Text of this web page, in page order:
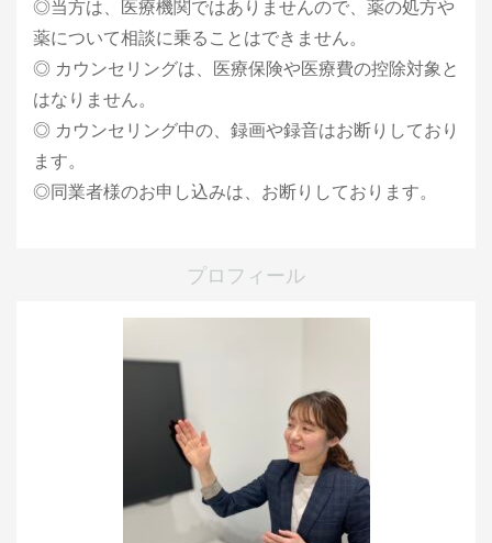
◎当方は、医療機関ではありませんので、薬の処方や
薬について相談に乗ることはできません。
◎ カウンセリングは、医療保険や医療費の控除対象と
はなりません。
◎ カウンセリング中の、録画や録音はお断りしており
ます。
◎同業者様のお申し込みは、お断りしております。
プロフィール